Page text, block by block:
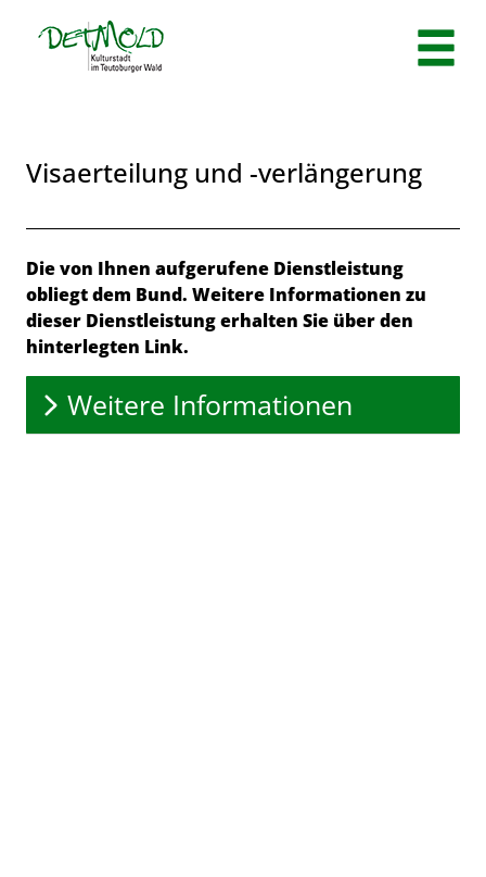
Zum Hauptinhalt springen
Visaerteilung und -verlängerung
Beschreibung
Die von Ihnen aufgerufene Dienstleistung
obliegt dem Bund. Weitere Informationen zu
dieser Dienstleistung erhalten Sie über den
hinterlegten Link.
Weitere Informationen